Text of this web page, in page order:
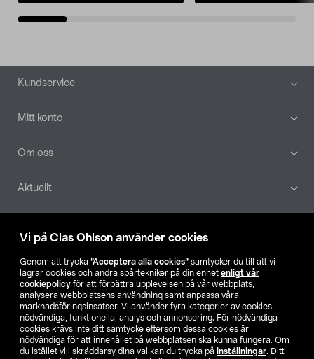
Vi på Clas Ohlson använder cookies
Genom att trycka ”Acceptera alla cookies” samtycker du till att vi
lagrar cookies och andra spårtekniker på din enhet enligt vår
cookiepolicy för att förbättra upplevelsen på vår webbplats,
analysera webbplatsens användning samt anpassa våra
marknadsföringsinsatser. Vi använder fyra kategorier av cookies:
nödvändiga, funktionella, analys och annonsering. För nödvändiga
cookies krävs inte ditt samtycke eftersom dessa cookies är
nödvändiga för att innehållet på webbplatsen ska kunna fungera. Om
du istället vill skräddarsy dina val kan du trycka på inställningar. Ditt
Sidfot
Kundservice
Mitt konto
Om oss
Aktuellt
Hitta butik
SE NO FI